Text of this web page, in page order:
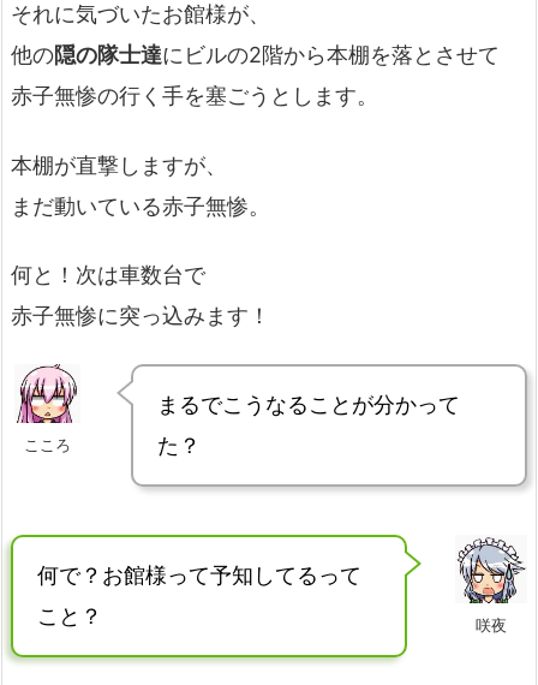
それに気づいたお館様が、
他の隠の隊士達にビルの2階から本棚を落とさせて
赤子無惨の行く手を塞ごうとします。
本棚が直撃しますが、
まだ動いている赤子無惨。
何と！次は車数台で
赤子無惨に突っ込みます！
こころ
まるでこうなることが分かって
た？
咲夜
何で？お館様って予知してるって
こと？